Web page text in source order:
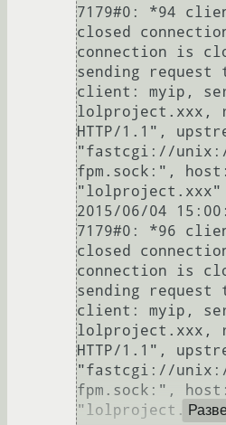
7179#0: *94
closed
connection is
sending request
client: myip,
lolproject.xxx,
HTTP/1.1",
"fastcgi://unix:/
fpm.sock:", host:
"lolproject.xxx"
2015/06/04
7179#0: *96
closed
connection is
sending request
client: myip,
lolproject.xxx,
HTTP/1.1",
"fastcgi://unix:/
fpm.sock:", host:
"lolproject.xxx"